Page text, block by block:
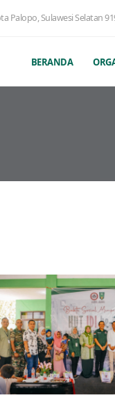
Palopo, Sulawesi Selatan
BERANDA